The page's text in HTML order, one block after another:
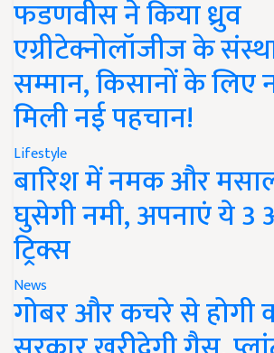
फडणवीस ने किया ध्रुव
एग्रीटेक्नोलॉजीज के
सम्मान, किसानों के लिए
मिली नई पहचान!
Lifestyle
बारिश में नमक और
घुसेगी नमी, अपनाएं ये
ट्रिक्स
News
गोबर और कचरे से होगी